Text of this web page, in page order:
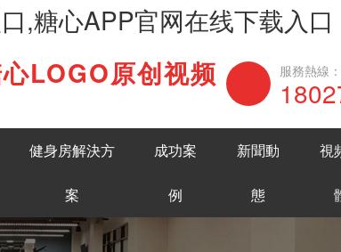
,糖心APP官网在线下载入口
English 在線谘詢
LOGO原创视频 服務熱線：
健身房解決方
案
成功案
例
新聞動
態
視